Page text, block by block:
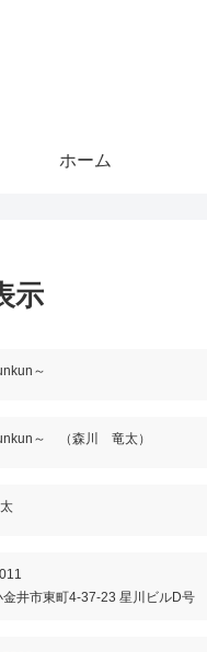
ホーム
示
～
～ （森川 竜太）
金井市東町4-37-23 星川ビルD号